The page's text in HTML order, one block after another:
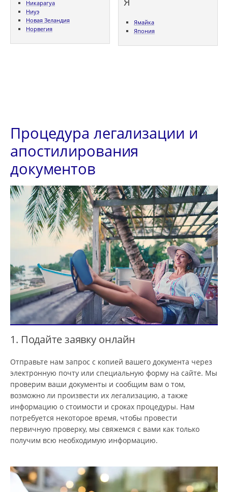
Никарагуа
Ниуэ
Новая Зеландия
Норвегия
Ямайка
Япония
Процедура легализации и
апостилирования
документов
1. Подайте заявку онлайн
Отправьте нам запрос с копией вашего документа через
электронную почту или специальную форму на сайте. Мы
проверим ваши документы и сообщим вам о том,
возможно ли произвести их легализацию, а также
информацию о стоимости и сроках процедуры. Нам
потребуется некоторое время, чтобы провести
первичную проверку, мы свяжемся с вами как только
получим всю необходимую информацию.